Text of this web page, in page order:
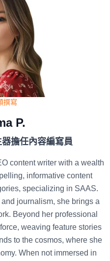
撰寫
P.
擔任內容編寫員
content writer with a wealth
informative content
specializing in SAAS.
journalism, she brings a
Beyond her professional
weaving feature stories
to the cosmos, where she
When not immersed in